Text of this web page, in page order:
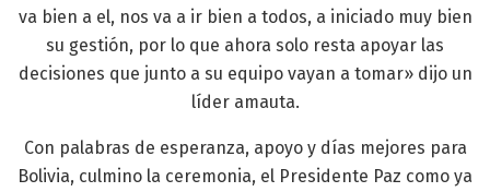
va bien a el, nos va a ir bien a todos, a iniciado muy bien
su gestión, por lo que ahora solo resta apoyar las
decisiones que junto a su equipo vayan a tomar» dijo un
líder amauta.
Con palabras de esperanza, apoyo y días mejores para
Bolivia, culmino la ceremonia, el Presidente Paz como ya